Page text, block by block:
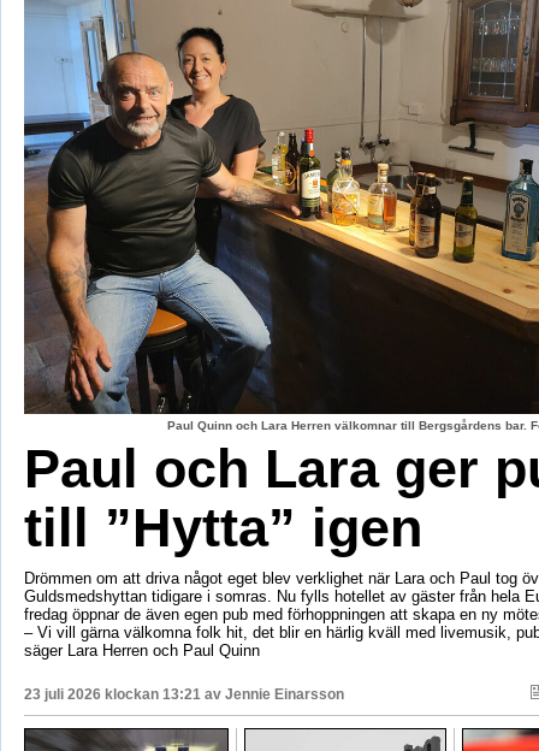
Paul Quinn och Lara Herren välkomnar till Bergsgårdens bar.
Paul och Lara ger
till ”Hytta” igen
Drömmen om att driva något eget blev verklighet när Lara och Paul tog
Guldsmedshyttan tidigare i somras. Nu fylls hotellet av gäster från hela
fredag öppnar de även egen pub med förhoppningen att skapa en ny
– Vi vill gärna välkomna folk hit, det blir en härlig kväll med livemusik,
säger Lara Herren och Paul Quinn
23 juli 2026 klockan 13:21 av Jennie Einarsson